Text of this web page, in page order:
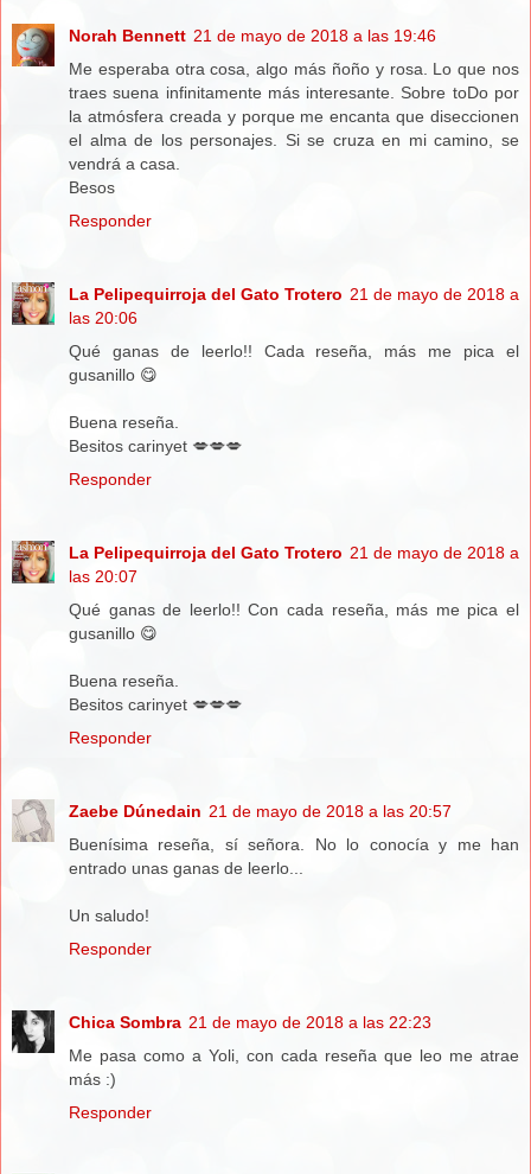
Norah Bennett 21 de mayo de 2018 a las 19:46
Me esperaba otra cosa, algo más ñoño y rosa. Lo que nos
traes suena infinitamente más interesante. Sobre toDo por
la atmósfera creada y porque me encanta que diseccionen
el alma de los personajes. Si se cruza en mi camino, se
vendrá a casa.
Besos
Responder
La Pelipequirroja del Gato Trotero 21 de mayo de 2018 a
las 20:06
Qué ganas de leerlo!! Cada reseña, más me pica el
gusanillo 😋
Buena reseña.
Besitos carinyet 💋💋💋
Responder
La Pelipequirroja del Gato Trotero 21 de mayo de 2018 a
las 20:07
Qué ganas de leerlo!! Con cada reseña, más me pica el
gusanillo 😋
Buena reseña.
Besitos carinyet 💋💋💋
Responder
Zaebe Dúnedain 21 de mayo de 2018 a las 20:57
Buenísima reseña, sí señora. No lo conocía y me han
entrado unas ganas de leerlo...
Un saludo!
Responder
Chica Sombra 21 de mayo de 2018 a las 22:23
Me pasa como a Yoli, con cada reseña que leo me atrae
más :)
Responder